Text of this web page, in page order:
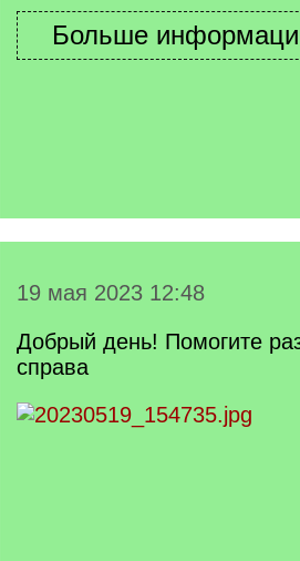
19 мая 2023 12:48
Добрый день! Помогите
справа